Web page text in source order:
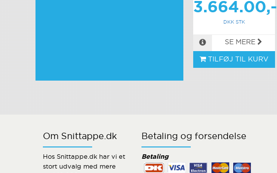
3.664.00,-
DKK STK
SE MERE
TILFØJ TIL KURV
Om Snittappe.dk
Hos Snittappe.dk har vi et
stort udvalg med mere
Betaling og forsendelse
Betaling